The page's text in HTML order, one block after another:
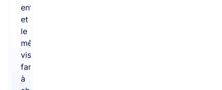
entreprise
et
le
même
visage
familier
à